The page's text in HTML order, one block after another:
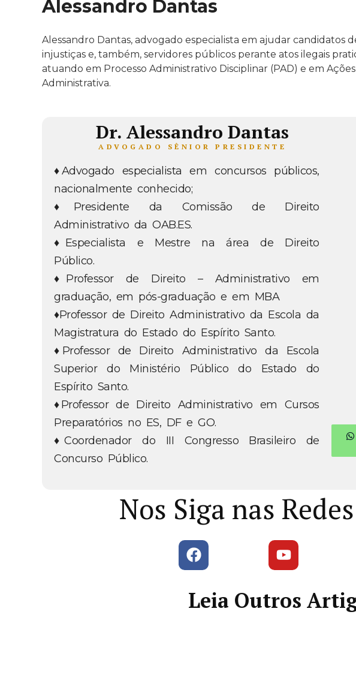
Alessandro Dantas
Alessandro Dantas, advogado especialista em ajudar candidatos
injustiças e, também, servidores públicos perante atos ilegais
atuando em Processo Administrativo Disciplinar (PAD) e em
Administrativa.
Dr. Alessandro Dantas
ADVOGADO SÊNIOR PRESIDENTE
♦Advogado especialista em concursos públicos,
nacionalmente conhecido;
♦Presidente da Comissão de Direito
Administrativo da OAB.ES.
♦Especialista e Mestre na área de Direito
Público.
♦Professor de Direito – Administrativo em
graduação, em pós-graduação e em MBA
♦Professor de Direito Administrativo da Escola da
Magistratura do Estado do Espírito Santo.
♦Professor de Direito Administrativo da Escola
Superior do Ministério Público do Estado do
Espírito Santo.
♦Professor de Direito Administrativo em Cursos
Preparatórios no ES, DF e GO.
♦Coordenador do III Congresso Brasileiro de
Concurso Público.
Nos Siga nas
Leia Outros